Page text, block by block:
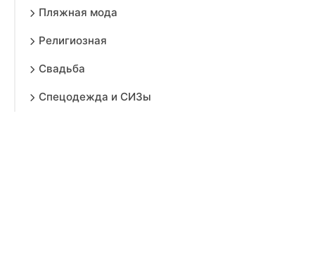
Пляжная мода
Религиозная
Свадьба
Спецодежда и СИЗы